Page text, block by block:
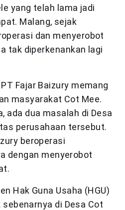
yang telah lama jadi
Malang, sejak
dan menyerobot
tak diperkenankan lagi
Fajar Baizury memang
masyarakat Cot Mee.
ada dua masalah di Desa
perusahaan tersebut.
beroperasi
dengan menyerobot
Hak Guna Usaha (HGU)
sebenarnya di Desa Cot